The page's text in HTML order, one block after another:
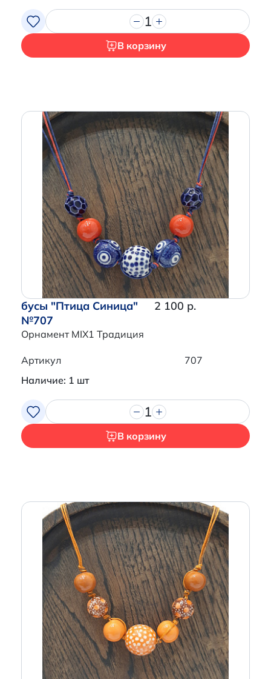
1
В корзину
бусы "Птица Синица"
№707
Орнамент MIX1 Традиция
2 100 р.
Артикул
707
Наличие: 1 шт
1
В корзину